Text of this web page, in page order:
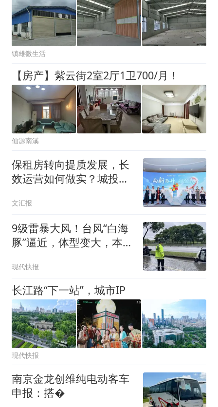
镇雄微生活
【房产】紫云街2室2厅1卫700/月！
仙源南溪
保租房转向提质发展，长
效运营如何做实？城投宽
文汇报
9级雷暴大风！台风“白海
豚”逼近，体型变大，本周
现代快报
长江路“下一站”，城市IP
现代快报
南京金龙创维纯电动客车
申报：搭�